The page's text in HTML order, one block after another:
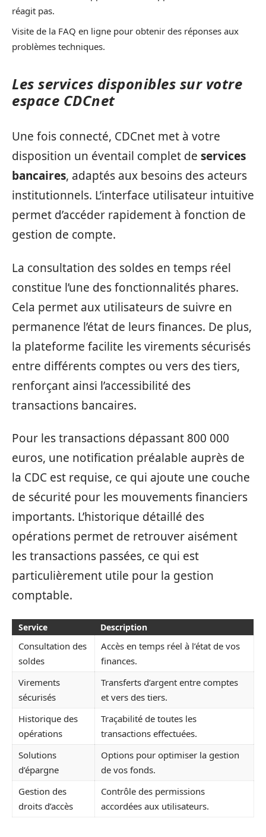
réagit pas.
Visite de la FAQ en ligne pour obtenir des réponses aux
problèmes techniques.
Les services disponibles sur votre
espace CDCnet
Une fois connecté, CDCnet met à votre
disposition un éventail complet de services
bancaires, adaptés aux besoins des acteurs
institutionnels. L’interface utilisateur intuitive
permet d’accéder rapidement à fonction de
gestion de compte.
La consultation des soldes en temps réel
constitue l’une des fonctionnalités phares.
Cela permet aux utilisateurs de suivre en
permanence l’état de leurs finances. De plus,
la plateforme facilite les virements sécurisés
entre différents comptes ou vers des tiers,
renforçant ainsi l’accessibilité des
transactions bancaires.
Pour les transactions dépassant 800 000
euros, une notification préalable auprès de
la CDC est requise, ce qui ajoute une couche
de sécurité pour les mouvements financiers
importants. L’historique détaillé des
opérations permet de retrouver aisément
les transactions passées, ce qui est
particulièrement utile pour la gestion
comptable.
Service Description
Consultation des
soldes
Accès en temps réel à l’état de vos
finances.
Virements
sécurisés
Transferts d’argent entre comptes
et vers des tiers.
Historique des
opérations
Traçabilité de toutes les
transactions effectuées.
Solutions
d’épargne
Options pour optimiser la gestion
de vos fonds.
Gestion des
droits d’accès
Contrôle des permissions
accordées aux utilisateurs.